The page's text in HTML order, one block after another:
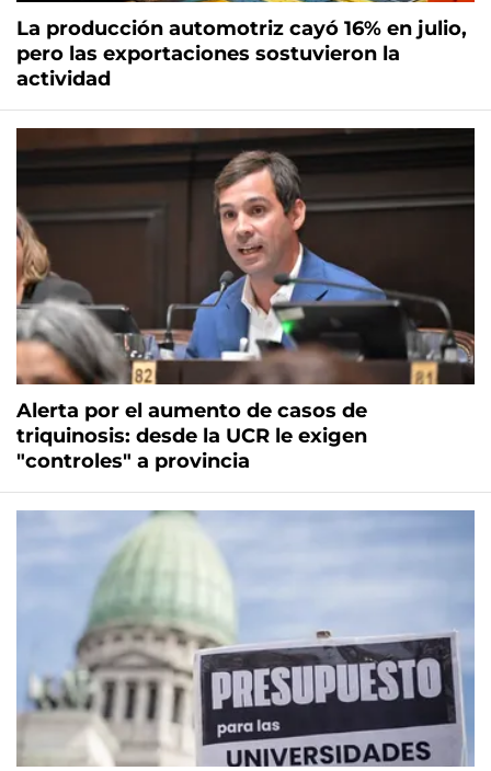
La producción automotriz cayó 16% en julio,
pero las exportaciones sostuvieron la
actividad
Alerta por el aumento de casos de
triquinosis: desde la UCR le exigen
"controles" a provincia